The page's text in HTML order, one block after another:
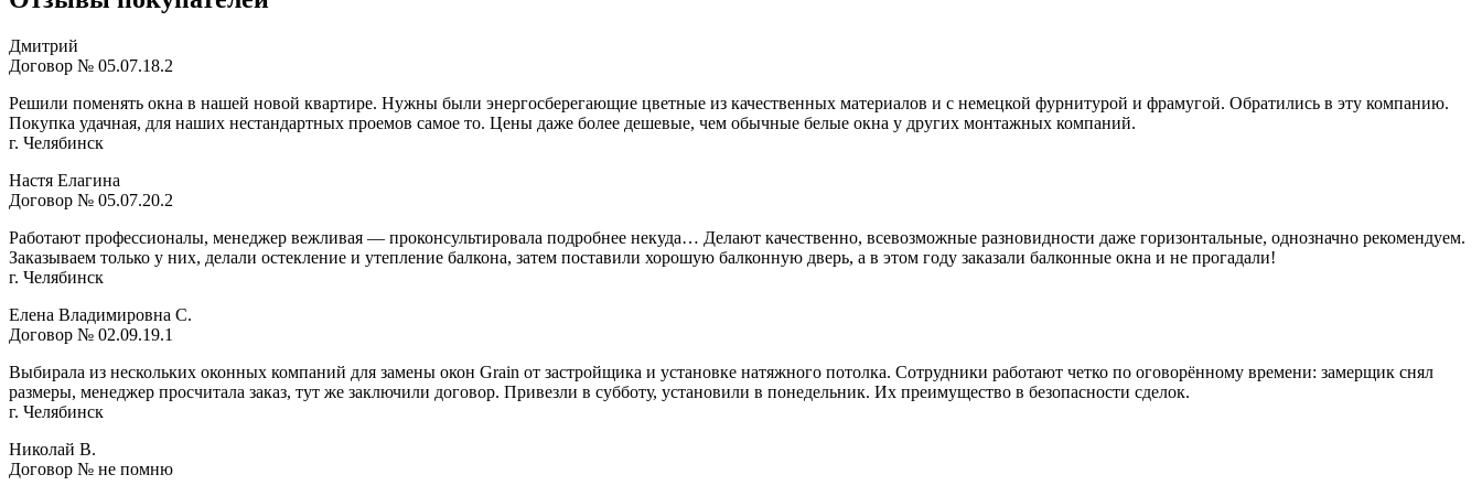
Дмитрий
Договор № 05.07.18.2
Решили поменять окна в нашей новой квартире. Нужны были энергосберегающие цветные из качественных материалов и с немецкой фурнитурой и фрамугой. Обратились в эту компанию.
Покупка удачная, для наших нестандартных проемов самое то. Цены даже более дешевые, чем обычные белые окна у других монтажных компаний.
г. Челябинск
Настя Елагина
Договор № 05.07.20.2
Работают профессионалы, менеджер вежливая — проконсультировала подробнее некуда… Делают качественно, всевозможные разновидности даже горизонтальные, однозначно рекомендуем.
Заказываем только у них, делали остекление и утепление балкона, затем поставили хорошую балконную дверь, а в этом году заказали балконные окна и не прогадали!
г. Челябинск
Елена Владимировна С.
Договор № 02.09.19.1
Выбирала из нескольких оконных компаний для замены окон Grain от застройщика и установке натяжного потолка. Сотрудники работают четко по оговорённому времени: замерщик снял
размеры, менеджер просчитала заказ, тут же заключили договор. Привезли в субботу, установили в понедельник. Их преимущество в безопасности сделок.
г. Челябинск
Николай В.
Договор № не помню